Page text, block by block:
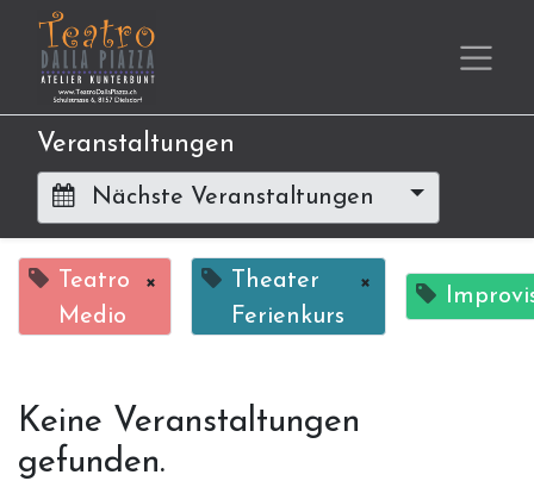
Veranstaltungen
Nächste Veranstaltungen
Teatro
Medio
×
Theater
Ferienkurs
×
Keine Veranstaltungen
gefunden.